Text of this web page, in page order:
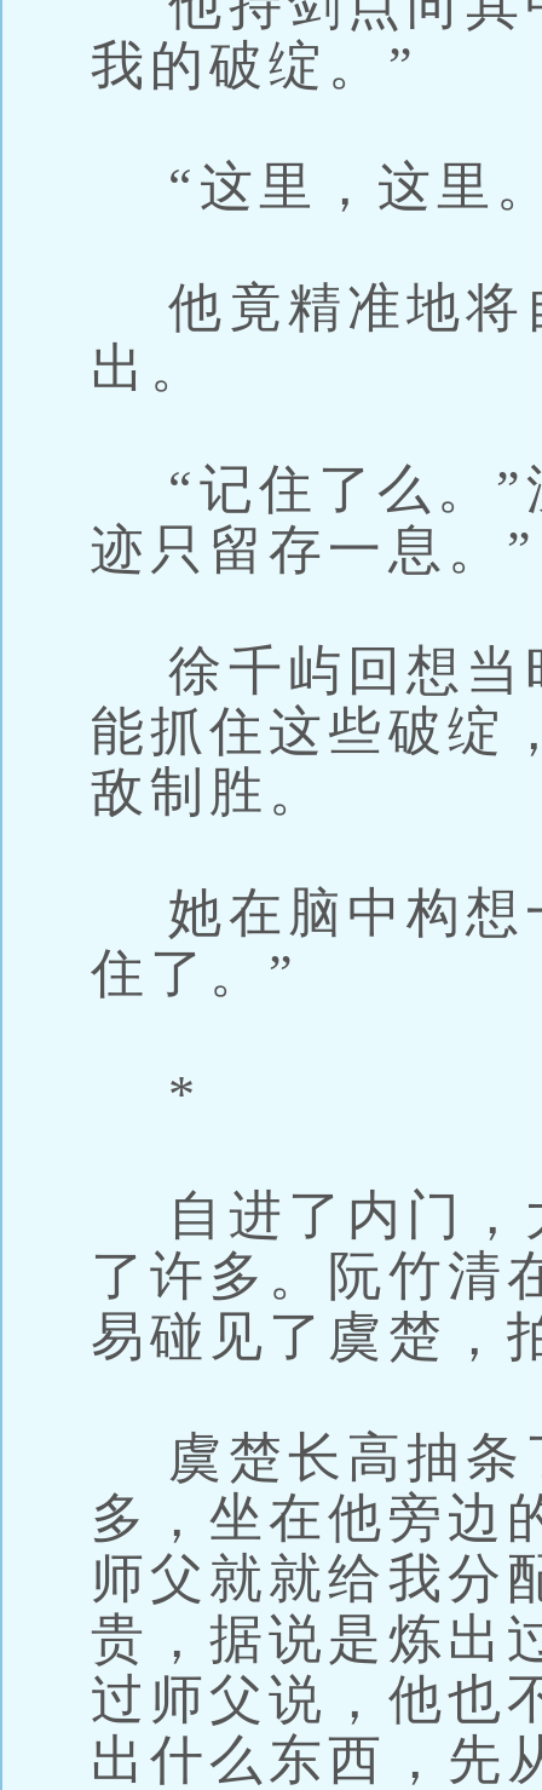
我的破绽。”
“这里，这里
他竟精准地将
出。
“记住了么。”
迹只留存一息。”
徐千屿回想当
能抓住这些破绽
敌制胜。
她在脑中构想
住了。”
*
自进了内门，
了许多。阮竹清
易碰见了虞楚，
虞楚长高抽条
多，坐在他旁边
师父就就给我分
贵，据说是炼出
过师父说，他也
出什么东西，先